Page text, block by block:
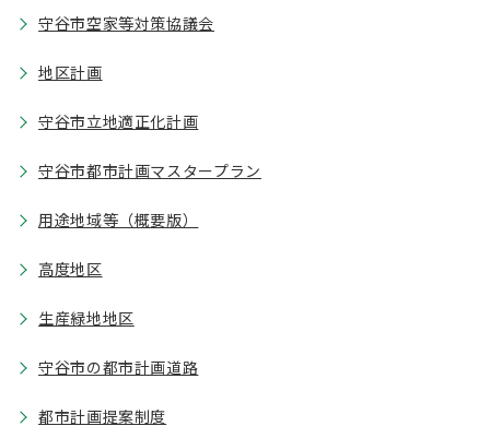
守谷市空家等対策協議会
地区計画
守谷市立地適正化計画
守谷市都市計画マスタープラン
用途地域等（概要版）
高度地区
生産緑地地区
守谷市の都市計画道路
都市計画提案制度